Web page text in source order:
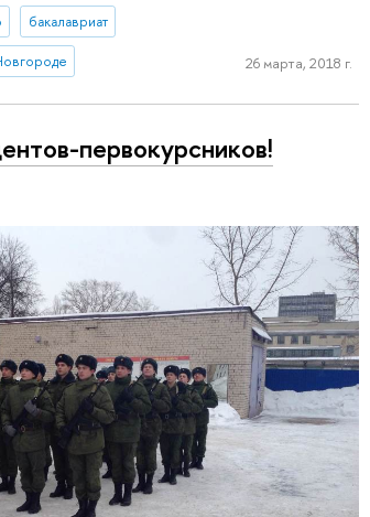
бакалавриат
26 марта, 2018 г.
первокурсников!